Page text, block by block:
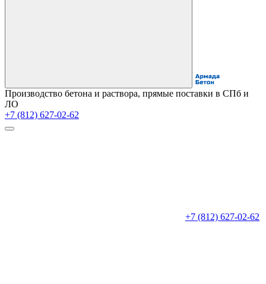
Производство бетона и раствора, прямые поставки в СПб и
ЛО
+7 (812) 627-02-62
+7 (812) 627-02-62